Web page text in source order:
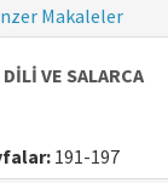
Makaleler
VE SALARCA
191-197